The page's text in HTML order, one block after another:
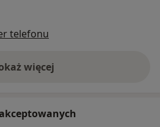
telefonu
więcej
o adresie